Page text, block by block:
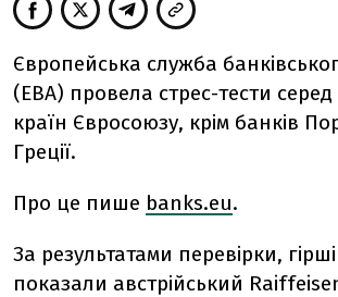
Європейська служба
(EBA) провела стрес-тести серед
країн Євросоюзу, крім банків
Греції.
Про це пише banks.eu.
За результатами перевірки,
показали австрійський